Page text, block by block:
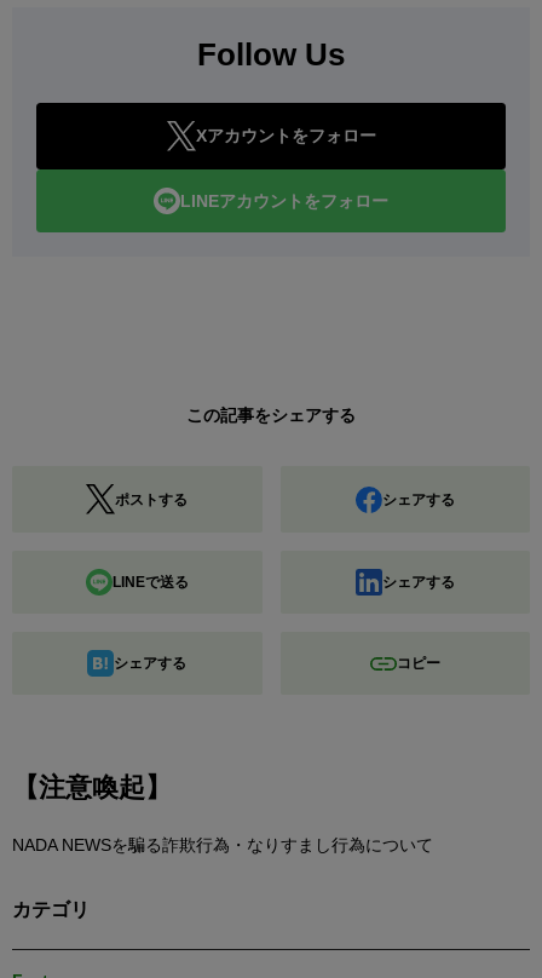
Follow Us
Xアカウントをフォロー
LINEアカウントをフォロー
この記事をシェアする
ポストする シェアする
LINEで送る シェアする
シェアする コピー
【注意喚起】
NADA NEWSを騙る詐欺行為・なりすまし行為について
カテゴリ